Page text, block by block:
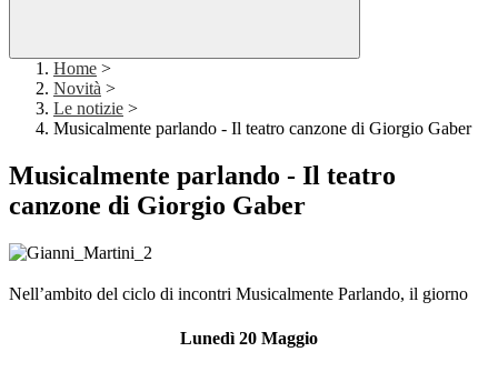
Home >
Novità >
Le notizie >
Musicalmente parlando - Il teatro canzone di Giorgio Gaber
Musicalmente parlando - Il teatro
canzone di Giorgio Gaber
Nell’ambito del ciclo di incontri Musicalmente Parlando, il giorno
Lunedì 20 Maggio